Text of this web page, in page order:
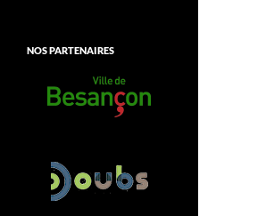
NOS PARTENAIRES